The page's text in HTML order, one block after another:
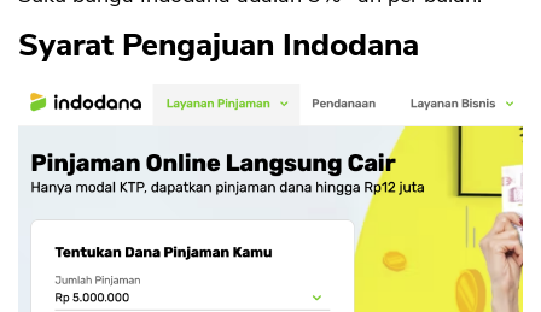
Syarat Pengajuan Indodana